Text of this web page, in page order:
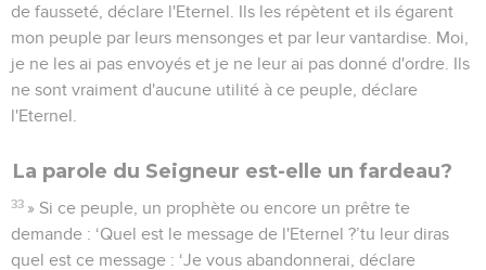
de fausseté, déclare l'Eternel. Ils les répètent et ils égarent
mon peuple par leurs mensonges et par leur vantardise. Moi,
je ne les ai pas envoyés et je ne leur ai pas donné d'ordre. Ils
ne sont vraiment d'aucune utilité à ce peuple, déclare
l'Eternel.
La parole du Seigneur est-elle un fardeau?
33 » Si ce peuple, un prophète ou encore un prêtre te
demande : ‘Quel est le message de l'Eternel ?’tu leur diras
quel est ce message : ‘Je vous abandonnerai, déclare